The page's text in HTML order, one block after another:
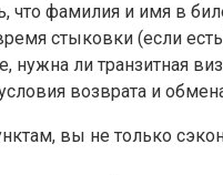
что фамилия и имя в
стыковки (если
нужна ли транзитная
возврата и
вы не только